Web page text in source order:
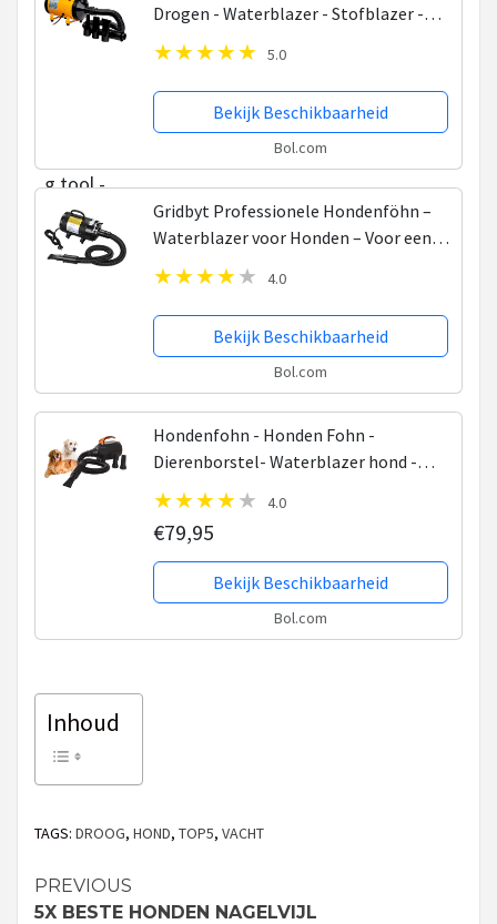
Drogen - Waterblazer - Stofblazer -
Vachtverzorging - Reinigen -
Dierenborstel - Verstelbaar Vermogen
- Huisdier -...
5.0
Bekijk Beschikbaarheid
Bol.com
Gridbyt Professionele Hondenföhn –
Waterblazer voor Honden – Voor een
mooie vacht – Zwart
4.0
Bekijk Beschikbaarheid
Bol.com
Hondenfohn - Honden Fohn -
Dierenborstel- Waterblazer hond -
2200W Incl. warmte motor
4.0
€79,95
Bekijk Beschikbaarheid
Bol.com
Inhoud
TAGS: DROOG, HOND, TOP5, VACHT
Continue
PREVIOUS
5X BESTE HONDEN NAGELVIJL